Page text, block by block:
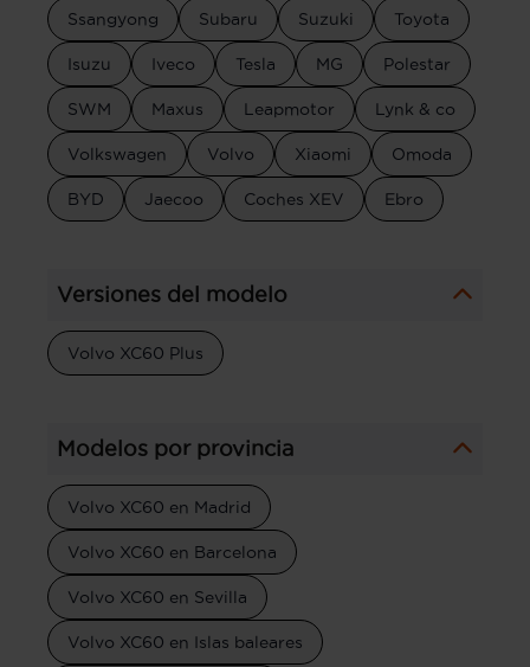
Ssangyong Subaru Suzuki Toyota
Isuzu Iveco Tesla MG Polestar
SWM Maxus Leapmotor Lynk & co
Volkswagen Volvo Xiaomi Omoda
BYD Jaecoo Coches XEV Ebro
Versiones del modelo
Volvo XC60 Plus
Modelos por provincia
Volvo XC60 en Madrid
Volvo XC60 en Barcelona
Volvo XC60 en Sevilla
Volvo XC60 en Islas baleares